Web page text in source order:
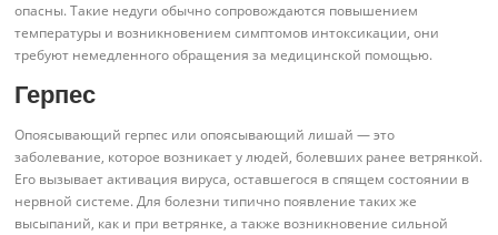
опасны. Такие недуги обычно сопровождаются повышением
температуры и возникновением симптомов интоксикации, они
требуют немедленного обращения за медицинской помощью.
Герпес
Опоясывающий герпес или опоясывающий лишай — это
заболевание, которое возникает у людей, болевших ранее ветрянкой.
Его вызывает активация вируса, оставшегося в спящем состоянии в
нервной системе. Для болезни типично появление таких же
высыпаний, как и при ветрянке, а также возникновение сильной